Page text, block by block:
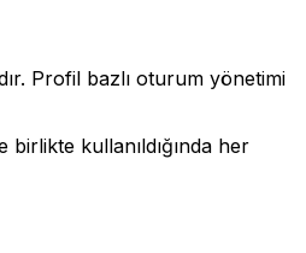
Profil bazlı oturum yönetimi
kullanıldığında her